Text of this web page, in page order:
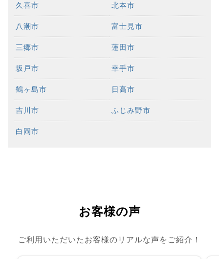
久喜市 北本市
八潮市 富士見市
三郷市 蓮田市
坂戸市 幸手市
鶴ヶ島市 日高市
吉川市 ふじみ野市
白岡市
お客様の声
ご利用いただいたお客様のリアルな声をご紹介！